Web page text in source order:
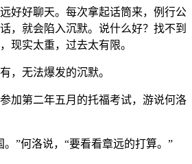
好好聊天。每次拿起话筒来，例行公
，就会陷入沉默。说什么好？找不到
现实太重，过去太有限。
，无法爆发的沉默。
加第二年五月的托福考试，游说何洛
”何洛说，“要看看章远的打算。”